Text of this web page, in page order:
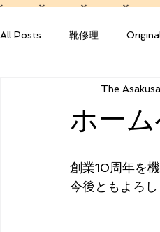
All Posts 靴修理
Your
ホー
The
創業10周年を
今後ともよろし